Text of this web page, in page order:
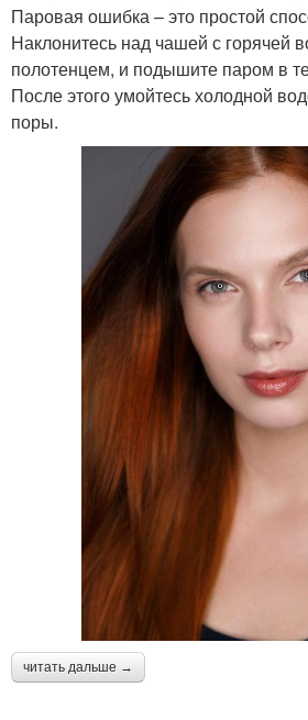
Паровая ошибка – это простой
Наклонитесь над чашей с горячей
полотенцем, и подышите паром в
После этого умойтесь холодной
поры.
читать дальше →